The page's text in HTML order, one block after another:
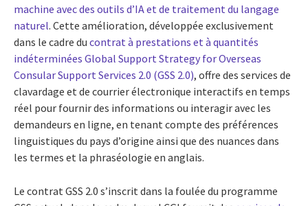
machine avec des outils d’IA et de traitement du langage
naturel. Cette amélioration, développée exclusivement
dans le cadre du contrat à prestations et à quantités
indéterminées Global Support Strategy for Overseas
Consular Support Services 2.0 (GSS 2.0), offre des services de
clavardage et de courrier électronique interactifs en temps
réel pour fournir des informations ou interagir avec les
demandeurs en ligne, en tenant compte des préférences
linguistiques du pays d’origine ainsi que des nuances dans
les termes et la phraséologie en anglais.
Le contrat GSS 2.0 s’inscrit dans la foulée du programme